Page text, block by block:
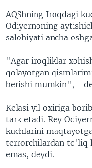
AQShning Iroqdagi
Odiyernoning
salohiyati ancha
"Agar iroqliklar
qolayotgan
berishi mumkin", -
Kelasi yil oxiriga
tark etadi. Rey
kuchlarini
terrorchilardan to'liq
emas, deydi.